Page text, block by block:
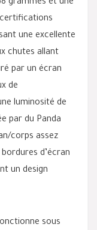
grammes et une
certifications
une excellente
chutes allant
par un écran
de
luminosité de
par du Panda
corps assez
d’écran
un design
sous